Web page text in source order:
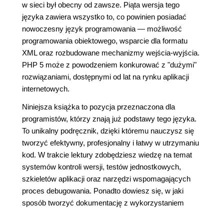
w sieci był obecny od zawsze. Piąta wersja tego
języka zawiera wszystko to, co powinien posiadać
nowoczesny język programowania — możliwość
programowania obiektowego, wsparcie dla formatu
XML oraz rozbudowane mechanizmy wejścia-wyjścia.
PHP 5 może z powodzeniem konkurować z "dużymi"
rozwiązaniami, dostępnymi od lat na rynku aplikacji
internetowych.
Niniejsza książka to pozycja przeznaczona dla
programistów, którzy znają już podstawy tego języka.
To unikalny podręcznik, dzięki któremu nauczysz się
tworzyć efektywny, profesjonalny i łatwy w utrzymaniu
kod. W trakcie lektury zdobędziesz wiedzę na temat
systemów kontroli wersji, testów jednostkowych,
szkieletów aplikacji oraz narzędzi wspomagających
proces debugowania. Ponadto dowiesz się, w jaki
sposób tworzyć dokumentację z wykorzystaniem